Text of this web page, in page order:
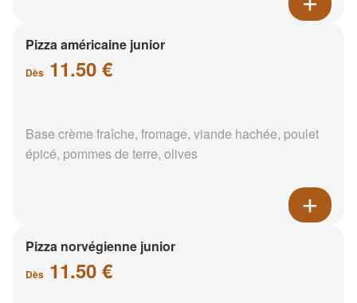
Pizza américaine junior
Dès 11.50 €
Base crème fraîche, fromage, viande hachée, poulet
épicé, pommes de terre, olives
Pizza norvégienne junior
Dès 11.50 €